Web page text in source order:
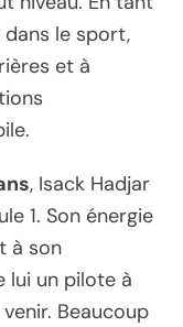
dans le sport,
et à
, Isack Hadjar
1. Son énergie
à son
lui un pilote à
Beaucoup